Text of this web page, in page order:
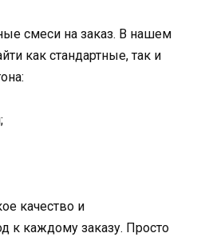
смеси на заказ. В нашем
как стандартные, так и
качество и
к каждому заказу. Просто